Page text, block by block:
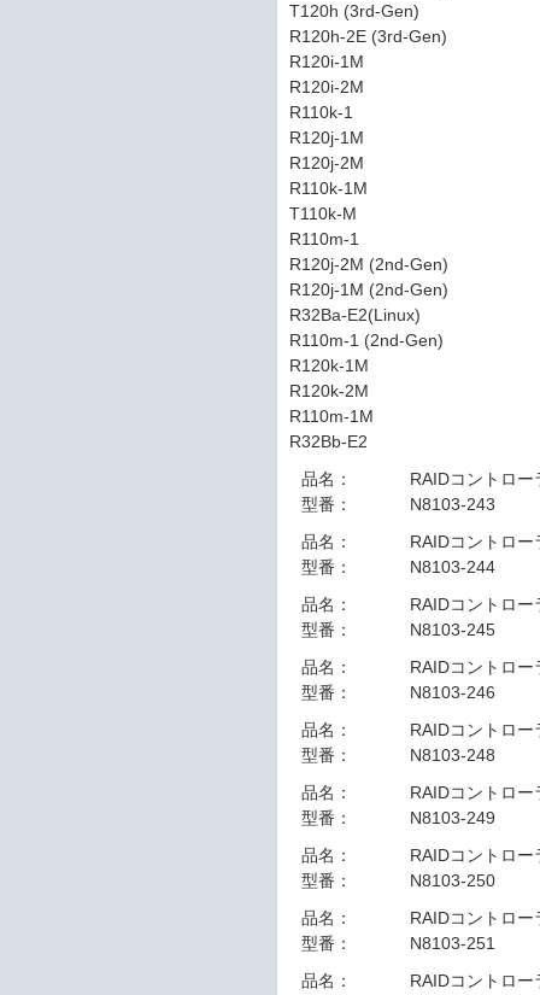
T120h (3rd-Gen)
R120h-2E (3rd-Gen)
R120i-1M
R120i-2M
R110k-1
R120j-1M
R120j-2M
R110k-1M
T110k-M
R110m-1
R120j-2M (2nd-Gen)
R120j-1M (2nd-Gen)
R32Ba-E2(Linux)
R110m-1 (2nd-Gen)
R120k-1M
R120k-2M
R110m-1M
R32Bb-E2
品名：
RAIDコントロ
型番：
N8103-243
品名：
RAIDコントロ
型番：
N8103-244
品名：
RAIDコントロ
型番：
N8103-245
品名：
RAIDコントロ
型番：
N8103-246
品名：
RAIDコントロ
型番：
N8103-248
品名：
RAIDコントロ
型番：
N8103-249
品名：
RAIDコントロ
型番：
N8103-250
品名：
RAIDコントロ
型番：
N8103-251
品名：
RAIDコントロ